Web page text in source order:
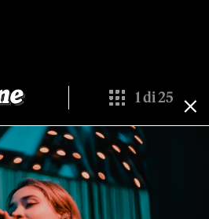
Show All
1di25